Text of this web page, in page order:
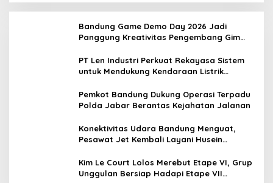
Bandung Game Demo Day 2026 Jadi
Panggung Kreativitas Pengembang Gim
PT Len Industri Perkuat Rekayasa Sistem
untuk Mendukung Kendaraan Listrik
Pemkot Bandung Dukung Operasi Terpadu
Polda Jabar Berantas Kejahatan Jalanan
Konektivitas Udara Bandung Menguat,
Pesawat Jet Kembali Layani Husein
Kim Le Court Lolos Merebut Etape VI, Grup
Unggulan Bersiap Hadapi Etape VII